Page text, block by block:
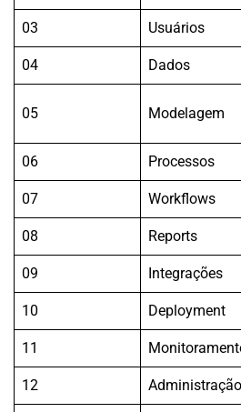
03 Usuários
04 Dados
05 Modelagem
06 Processos
07 Workflows
08 Reports
09 Integrações
10 Deployment
11
12 Administração